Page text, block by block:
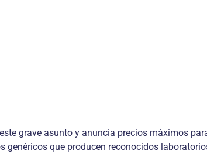
grave asunto y anuncia precios máximos
que producen reconocidos